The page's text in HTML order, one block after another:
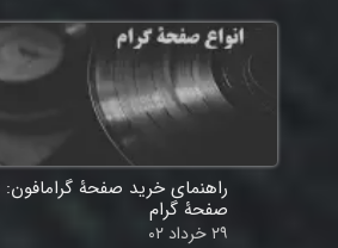
راهنمای خرید صفحۀ گرامافون:
صفحۀ گرام
۲۹ خرداد ۰۲